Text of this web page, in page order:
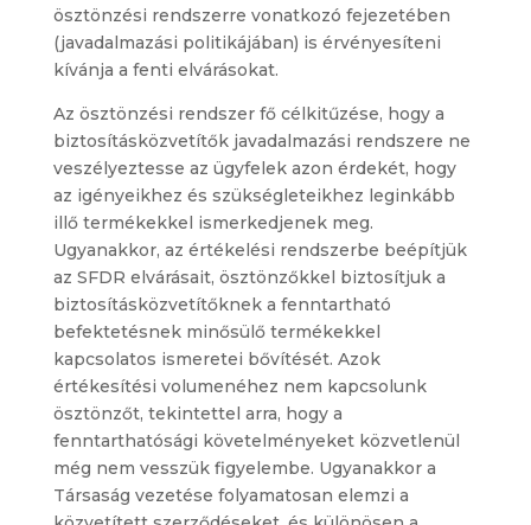
ösztönzési rendszerre vonatkozó fejezetében
(javadalmazási politikájában) is érvényesíteni
kívánja a fenti elvárásokat.
Az ösztönzési rendszer fő célkitűzése, hogy a
biztosításközvetítők javadalmazási rendszere ne
veszélyeztesse az ügyfelek azon érdekét, hogy
az igényeikhez és szükségleteikhez leginkább
illő termékekkel ismerkedjenek meg.
Ugyanakkor, az értékelési rendszerbe beépítjük
az SFDR elvárásait, ösztönzőkkel biztosítjuk a
biztosításközvetítőknek a fenntartható
befektetésnek minősülő termékekkel
kapcsolatos ismeretei bővítését. Azok
értékesítési volumenéhez nem kapcsolunk
ösztönzőt, tekintettel arra, hogy a
fenntarthatósági követelményeket közvetlenül
még nem vesszük figyelembe. Ugyanakkor a
Társaság vezetése folyamatosan elemzi a